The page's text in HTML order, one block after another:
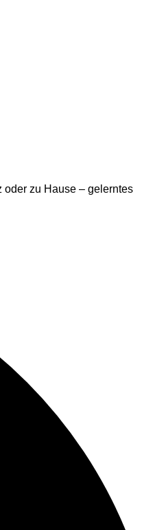
oder zu Hause – gelerntes